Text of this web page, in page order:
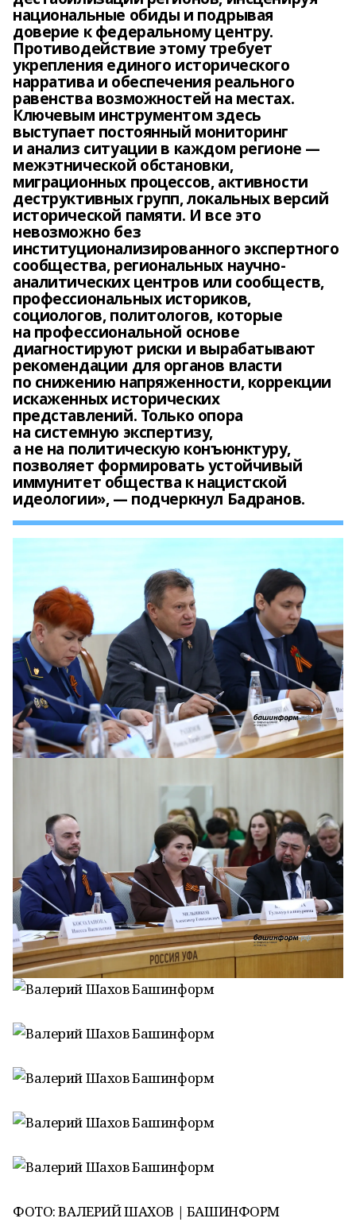
национальные обиды и подрывая
доверие к федеральному центру.
Противодействие этому требует
укрепления единого исторического
нарратива и обеспечения реального
равенства возможностей на местах.
Ключевым инструментом здесь
выступает постоянный мониторинг
и анализ ситуации в каждом регионе —
межэтнической обстановки,
миграционных процессов, активности
деструктивных групп, локальных версий
исторической памяти. И все это
невозможно без
институционализированного экспертного
сообщества, региональных научно-
аналитических центров или сообществ,
профессиональных историков,
социологов, политологов, которые
на профессиональной основе
диагностируют риски и вырабатывают
рекомендации для органов власти
по снижению напряженности, коррекции
искаженных исторических
представлений. Только опора
на системную экспертизу,
а не на политическую конъюнктуру,
позволяет формировать устойчивый
иммунитет общества к нацистской
идеологии», — подчеркнул Бадранов.
ФОТО: ВАЛЕРИЙ ШАХОВ | БАШИНФОРМ